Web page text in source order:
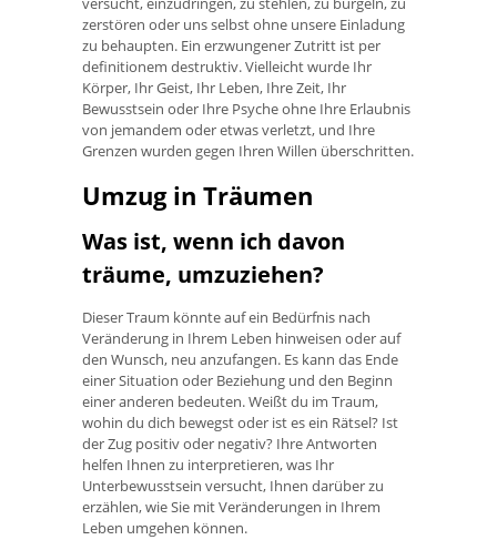
zerstören oder uns selbst ohne unsere Einladung
zu behaupten. Ein erzwungener Zutritt ist per
definitionem destruktiv. Vielleicht wurde Ihr
Körper, Ihr Geist, Ihr Leben, Ihre Zeit, Ihr
Bewusstsein oder Ihre Psyche ohne Ihre Erlaubnis
von jemandem oder etwas verletzt, und Ihre
Grenzen wurden gegen Ihren Willen überschritten.
Umzug in Träumen
Was ist, wenn ich davon
träume, umzuziehen?
Dieser Traum könnte auf ein Bedürfnis nach
Veränderung in Ihrem Leben hinweisen oder auf
den Wunsch, neu anzufangen. Es kann das Ende
einer Situation oder Beziehung und den Beginn
einer anderen bedeuten. Weißt du im Traum,
wohin du dich bewegst oder ist es ein Rätsel? Ist
der Zug positiv oder negativ? Ihre Antworten
helfen Ihnen zu interpretieren, was Ihr
Unterbewusstsein versucht, Ihnen darüber zu
erzählen, wie Sie mit Veränderungen in Ihrem
Leben umgehen können.